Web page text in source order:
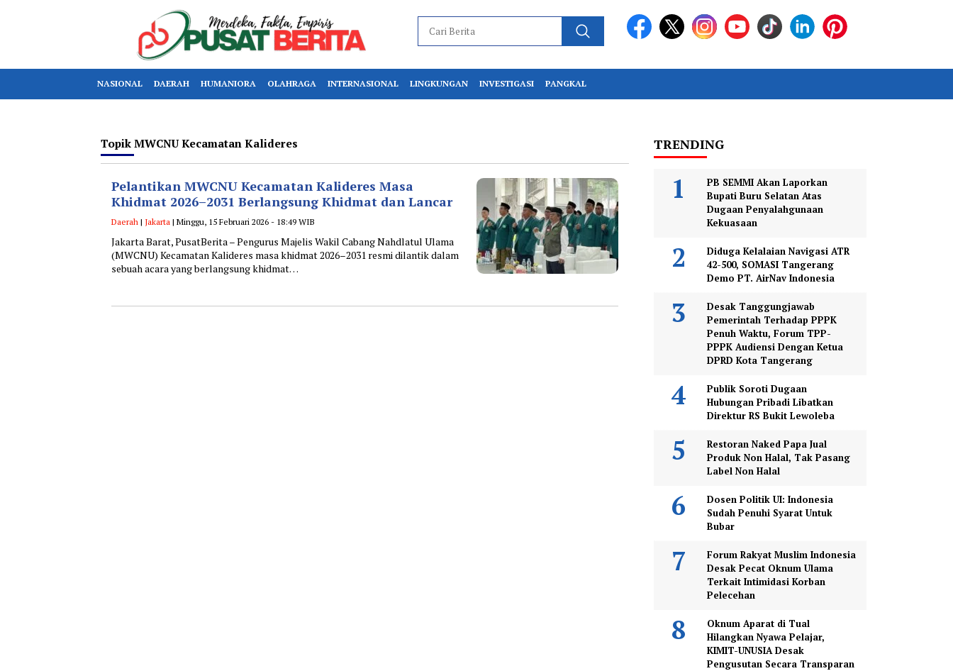
NASIONAL DAERAH HUMANIORA OLAHRAGA INTERNASIONAL LINGKUNGAN INVESTIGASI PANGKAL
Topik MWCNU Kecamatan Kalideres
Pelantikan MWCNU Kecamatan Kalideres Masa
Khidmat 2026–2031 Berlangsung Khidmat dan Lancar
Daerah | Jakarta | Minggu, 15 Februari 2026 - 18:49 WIB
Jakarta Barat, PusatBerita – Pengurus Majelis Wakil Cabang Nahdlatul Ulama
(MWCNU) Kecamatan Kalideres masa khidmat 2026–2031 resmi dilantik dalam
sebuah acara yang berlangsung khidmat…
TRENDING
PB SEMMI Akan Laporkan
Bupati Buru Selatan Atas
Dugaan Penyalahgunaan
Kekuasaan
Diduga Kelalaian Navigasi ATR
42-500, SOMASI Tangerang
Demo PT. AirNav Indonesia
Desak Tanggungjawab
Pemerintah Terhadap PPPK
Penuh Waktu, Forum TPP-
PPPK Audiensi Dengan Ketua
DPRD Kota Tangerang
Publik Soroti Dugaan
Hubungan Pribadi Libatkan
Direktur RS Bukit Lewoleba
Restoran Naked Papa Jual
Produk Non Halal, Tak Pasang
Label Non Halal
Dosen Politik UI: Indonesia
Sudah Penuhi Syarat Untuk
Bubar
Forum Rakyat Muslim Indonesia
Desak Pecat Oknum Ulama
Terkait Intimidasi Korban
Pelecehan
Oknum Aparat di Tual
Hilangkan Nyawa Pelajar,
KIMIT-UNUSIA Desak
Pengusutan Secara Transparan